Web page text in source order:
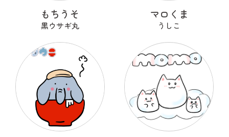
もちうそ
黒ウサギ丸
マロくま
うしこ